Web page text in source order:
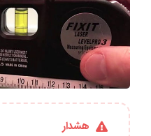
هشدار